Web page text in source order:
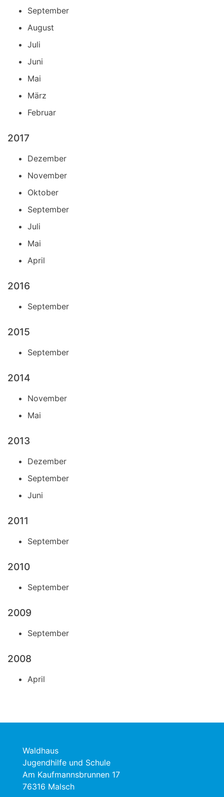
September
August
Juli
Juni
Mai
März
Februar
2017
Dezember
November
Oktober
September
Juli
Mai
April
2016
September
2015
September
2014
November
Mai
2013
Dezember
September
Juni
2011
September
2010
September
2009
September
2008
April
Waldhaus
Jugendhilfe und Schule
Am Kaufmannsbrunnen 17
76316 Malsch